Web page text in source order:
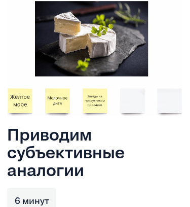
Приводим
субъективные
аналогии
6 минут